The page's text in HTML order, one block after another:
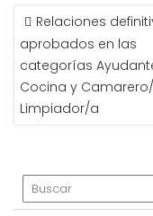
NAVEGACIÓN
DE
ENTRADAS
Relaciones
aprobados en las
categorías
Cocina y
Limpiador/a